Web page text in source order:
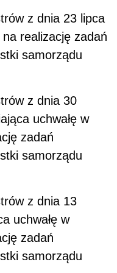
z dnia 23 lipca
realizację zadań
samorządu
z dnia 30
uchwałę w
zadań
samorządu
z dnia 13
uchwałę w
zadań
samorządu